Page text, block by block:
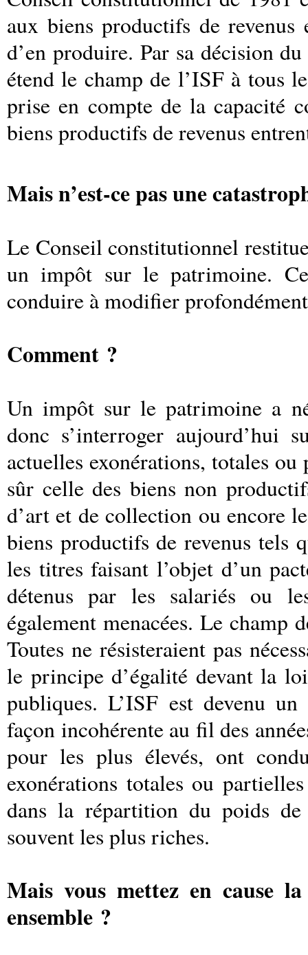
aux biens productifs de revenus
d’en produire. Par sa décision
étend le champ de l’ISF à tous
prise en compte de la capacité
biens productifs de revenus
Mais n’est-ce pas une
Le Conseil constitutionnel
un impôt sur le patrimoine.
conduire à modifier
Comment ?
Un impôt sur le patrimoine a
donc s’interroger aujourd’hui
actuelles exonérations, totales
sûr celle des biens non
d’art et de collection ou encore
biens productifs de revenus tels
les titres faisant l’objet d’un
détenus par les salariés ou
également menacées. Le champ
Toutes ne résisteraient pas
le principe d’égalité devant la
publiques. L’ISF est devenu
façon incohérente au fil des
pour les plus élevés, ont
exonérations totales ou
dans la répartition du poids
souvent les plus riches.
Mais vous mettez en cause
ensemble ?